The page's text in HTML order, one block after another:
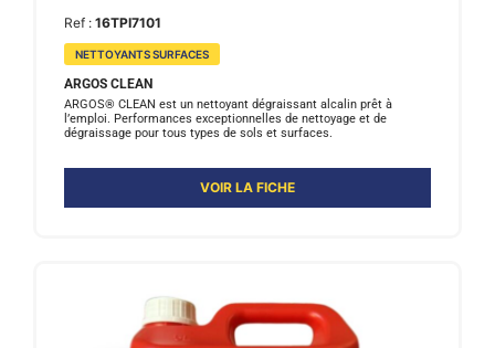
Ref : 16TPI7101
NETTOYANTS SURFACES
ARGOS CLEAN
ARGOS® CLEAN est un nettoyant dégraissant alcalin prêt à
l’emploi. Performances exceptionnelles de nettoyage et de
dégraissage pour tous types de sols et surfaces.
VOIR LA FICHE